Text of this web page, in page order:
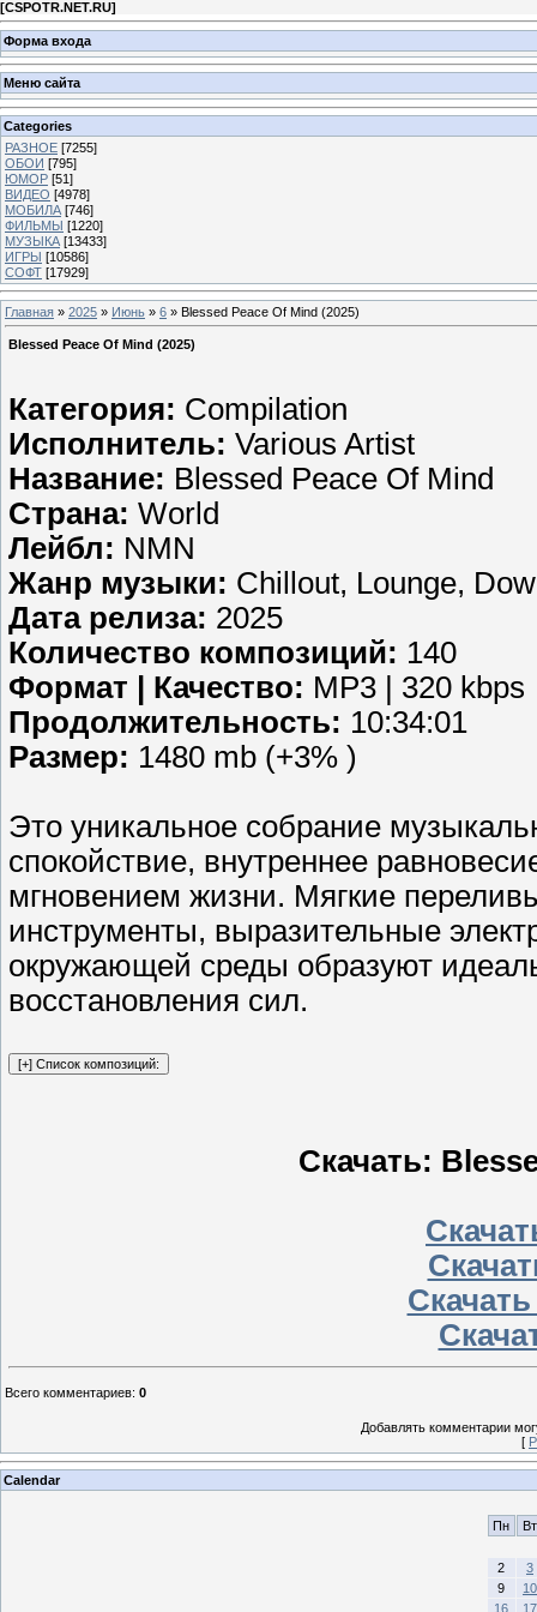
[CSPOTR.NET.RU]
Форма входа
Меню сайта
Categories
РАЗНОЕ [7255]
ОБОИ [795]
ЮМОР [51]
ВИДЕО [4978]
МОБИЛА [746]
ФИЛЬМЫ [1220]
МУЗЫКА [13433]
ИГРЫ [10586]
СОФТ [17929]
Главная » 2025 » Июнь » 6 » Blessed Peace Of Mind (2025)
Blessed Peace Of Mind (2025)
Категория: Compilation
Исполнитель: Various Artist
Название: Blessed Peace Of Mind
Страна: World
Лейбл: NMN
Жанр музыки: Chillout, Lounge,
Дата релиза: 2025
Количество композиций: 140
Формат | Качество: MP3 | 320 kbps
Продолжительность: 10:34:01
Размер: 1480 mb (+3% )
Это уникальное собрание
спокойствие, внутреннее
мгновением жизни. Мягкие
инструменты, выразительные
окружающей среды образуют
восстановления сил.
Скачать:
Всего комментариев: 0
Добавлять комментарии
[
Calendar
Пн Вт
2
3
9
10
16
17